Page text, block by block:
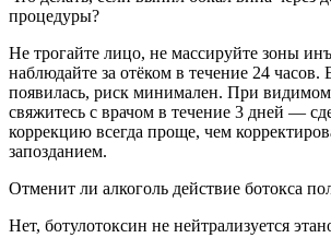
процедуры?
Не трогайте лицо, не массируйте зоны
наблюдайте за отёком в течение 24
появилась, риск минимален. При
свяжитесь с врачом в течение 3 дней —
коррекцию всегда проще, чем
запозданием.
Отменит ли алкоголь действие ботокса
Нет, ботулотоксин не нейтрализуется